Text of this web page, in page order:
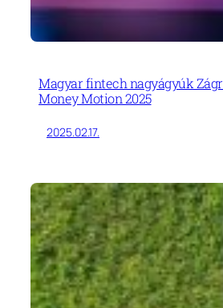
Magyar fintech nagyágyúk
Money Motion 2025
2025.02.17.